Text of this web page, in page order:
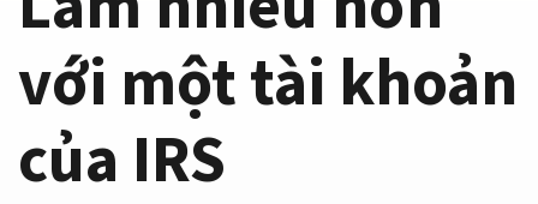
với một tài khoản
của IRS